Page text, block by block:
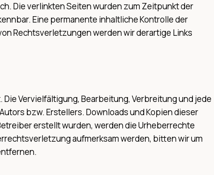
Die verlinkten Seiten wurden zum Zeitpunkt der
Eine permanente inhaltliche Kontrolle der
Rechtsverletzungen werden wir derartige Links
Vervielfältigung, Bearbeitung, Verbreitung und jede
bzw. Erstellers. Downloads und Kopien dieser
erstellt wurden, werden die Urheberrechte
aufmerksam werden, bitten wir um